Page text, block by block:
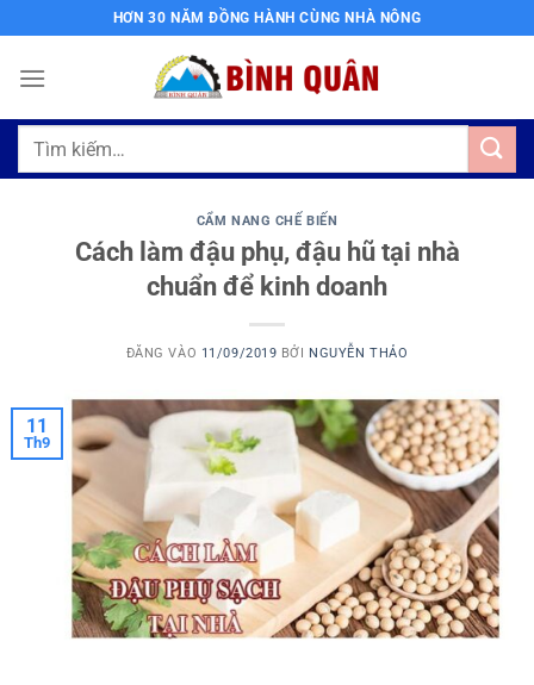
qua
nội
HƠN 30 NĂM ĐỒNG HÀNH CÙNG NHÀ NÔNG
Tìm
CẨM NANG CHẾ BIẾN
Cách làm đậu phụ, đậu hũ tại nhà
chuẩn để kinh doanh
ĐĂNG VÀO 11/09/2019 BỞI NGUYỄN THẢO
11
Th9